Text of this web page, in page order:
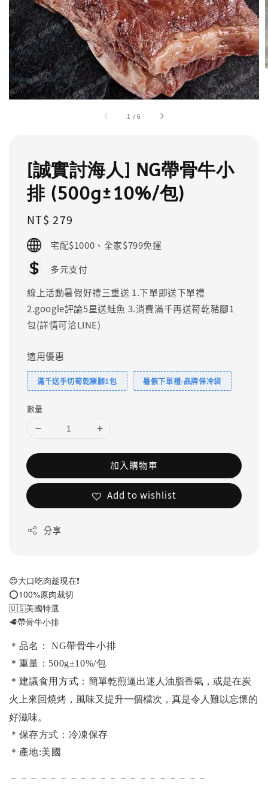
1 /6
[誠實討海人] NG帶骨牛小
排 (500g±10%/包)
Regular
price
NT$ 279
宅配$1000、全家$799免運
多元支付
線上活動暑假好禮三重送 1.下單即送下單禮
2.google評論5星送鮭魚 3.消費滿千再送筍乾豬腳1
包(詳情可洽LINE)
適用優惠
滿千送手切筍乾豬腳1包 暑假下單禮-品牌保冷袋
數量
加入購物車
Add to wishlist
分享
😍大口吃肉趁現在❗️
⭕️100%原肉裁切
🇺🇸美國特選
🥩帶骨牛小排
＊品名： NG帶骨牛小排
＊重量：500g±10%/包
＊建議食用方式： 簡單乾煎逼出迷人油脂香氣，或是在炭
火上來回燒烤，風味又提升一個檔次，真是令人難以忘懷的
好滋味。
＊保存方式：冷凍保存
＊產地:美國
－－－－－－－－－－－－－－－－－－－－